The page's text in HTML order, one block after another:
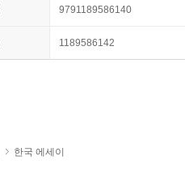
9791189586140
1189586142
한국 에세이